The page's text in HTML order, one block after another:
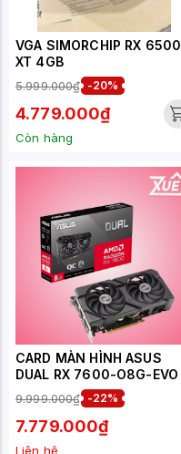
VGA SIMORCHIP RX 6500
XT 4GB
5.999.000₫ -20%
4.779.000₫
Còn hàng
CARD MÀN HÌNH ASUS
DUAL RX 7600-O8G-EVO
9.999.000₫ -22%
7.779.000₫
Liên hệ